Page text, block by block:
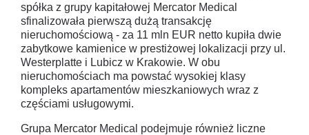
spółka z grupy kapitałowej Mercator Medical
sfinalizowała pierwszą dużą transakcję
nieruchomościową - za 11 mln EUR netto kupiła dwie
zabytkowe kamienice w prestiżowej lokalizacji przy ul.
Westerplatte i Lubicz w Krakowie. W obu
nieruchomościach ma powstać wysokiej klasy
kompleks apartamentów mieszkaniowych wraz z
częściami usługowymi.
Grupa Mercator Medical podejmuje również liczne